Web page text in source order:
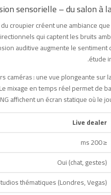
sensorielle – du salon à
croupier créent une ambiance
qui captent les bruits
auditive augmente le sentiment
étude
: une vue plongeante sur
en temps réel permet de
affichent un écran statique où le
Live dealer
≤ 200 ms
Oui (chat, gestes)
thématiques (Londres, Vegas)